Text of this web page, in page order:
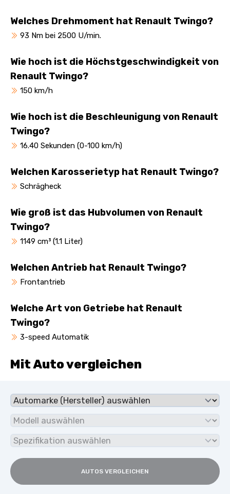
Welches Drehmoment hat Renault Twingo?
93 Nm bei 2500 U/min.
Wie hoch ist die Höchstgeschwindigkeit von
Renault Twingo?
150 km/h
Wie hoch ist die Beschleunigung von Renault
Twingo?
16.40 Sekunden (0-100 km/h)
Welchen Karosserietyp hat Renault Twingo?
Schrägheck
Wie groß ist das Hubvolumen von Renault
Twingo?
1149 cm³ (1.1 Liter)
Welchen Antrieb hat Renault Twingo?
Frontantrieb
Welche Art von Getriebe hat Renault
Twingo?
3-speed Automatik
Mit Auto vergleichen
AUTOS VERGLEICHEN